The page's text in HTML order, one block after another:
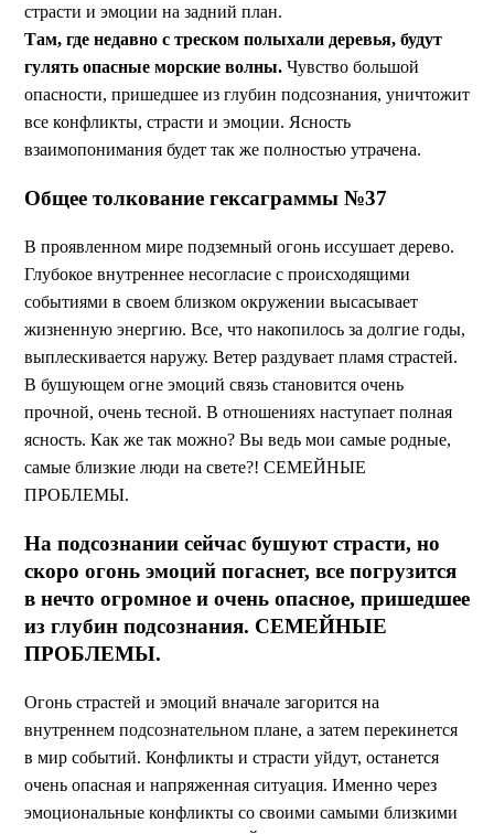
страсти и эмоции на задний план.
Там, где недавно с треском полыхали деревья, будут
гулять опасные морские волны. Чувство большой
опасности, пришедшее из глубин подсознания, уничтожит
все конфликты, страсти и эмоции. Ясность
взаимопонимания будет так же полностью утрачена.
Общее толкование гексаграммы №37
В проявленном мире подземный огонь иссушает дерево.
Глубокое внутреннее несогласие с происходящими
событиями в своем близком окружении высасывает
жизненную энергию. Все, что накопилось за долгие годы,
выплескивается наружу. Ветер раздувает пламя страстей.
В бушующем огне эмоций связь становится очень
прочной, очень тесной. В отношениях наступает полная
ясность. Как же так можно? Вы ведь мои самые родные,
самые близкие люди на свете?! СЕМЕЙНЫЕ
ПРОБЛЕМЫ.
На подсознании сейчас бушуют страсти, но
скоро огонь эмоций погаснет, все погрузится
в нечто огромное и очень опасное, пришедшее
из глубин подсознания. СЕМЕЙНЫЕ
ПРОБЛЕМЫ.
Огонь страстей и эмоций вначале загорится на
внутреннем подсознательном плане, а затем перекинется
в мир событий. Конфликты и страсти уйдут, останется
очень опасная и напряженная ситуация. Именно через
эмоциональные конфликты со своими самыми близкими